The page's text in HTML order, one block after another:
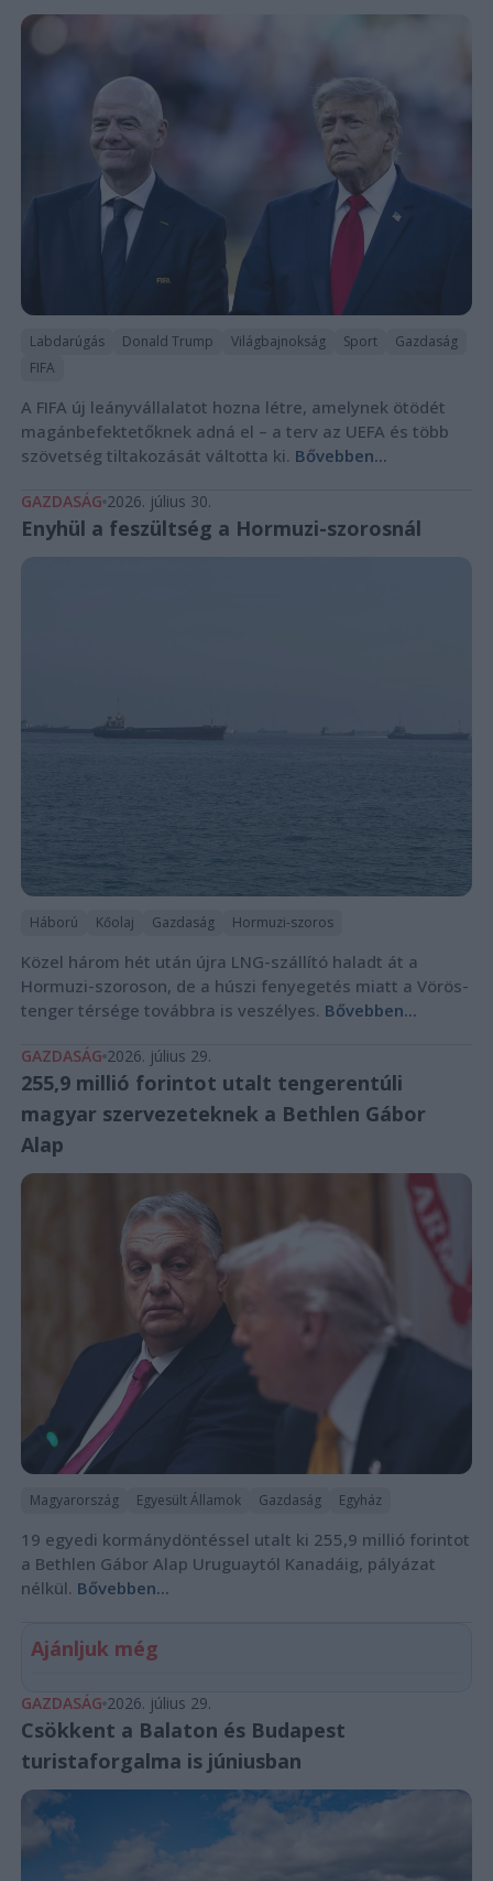
Labdarúgás Donald Trump Világbajnokság Sport
Gazdaság
FIFA
A FIFA új leányvállalatot hozna létre, amelynek ötödét
magánbefektetőknek adná el – a terv az UEFA és több
szövetség tiltakozását váltotta ki. Bővebben...
GAZDASÁG 2026. július 30.
Enyhül a feszültség a Hormuzi-szorosnál
Háború Kőolaj Gazdaság Hormuzi-szoros
Közel három hét után újra LNG-szállító haladt át a
Hormuzi-szoroson, de a húszi fenyegetés miatt a Vörös-
tenger térsége továbbra is veszélyes. Bővebben...
GAZDASÁG 2026. július 29.
255,9 millió forintot utalt tengerentúli
magyar szervezeteknek a Bethlen Gábor
Alap
Magyarország Egyesült Államok Gazdaság Egyház
19 egyedi kormánydöntéssel utalt ki 255,9 millió forintot
a Bethlen Gábor Alap Uruguaytól Kanadáig, pályázat
nélkül. Bővebben...
Ajánljuk még
GAZDASÁG 2026. július 29.
Csökkent a Balaton és Budapest
turistaforgalma is júniusban